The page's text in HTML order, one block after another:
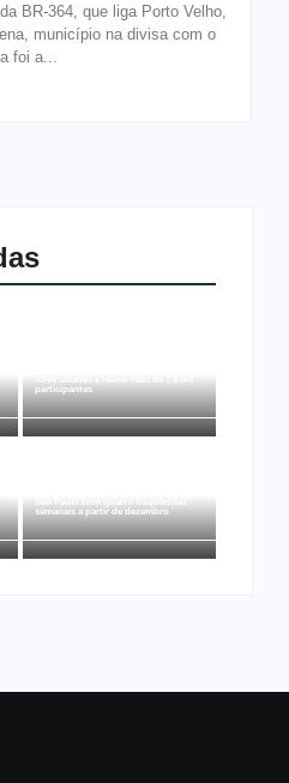
BR-364, que liga Porto Velho,
município na divisa com o
foi a...
nove cidades e reúne mais de 7,3 mil
participantes
semanais a partir de dezembro